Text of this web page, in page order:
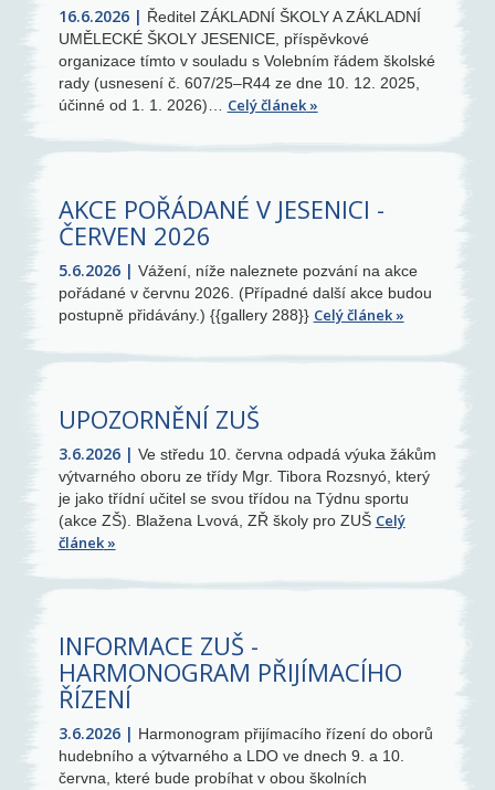
16.6.2026
Ředitel ZÁKLADNÍ ŠKOLY A ZÁKLADNÍ
UMĚLECKÉ ŠKOLY JESENICE, příspěvkové
organizace tímto v souladu s Volebním řádem školské
rady (usnesení č. 607/25–R44 ze dne 10. 12. 2025,
účinné od 1. 1. 2026)… Celý článek
AKCE POŘÁDANÉ V JESENICI -
ČERVEN 2026
5.6.2026
Vážení, níže naleznete pozvání na akce
pořádané v červnu 2026. (Případné další akce budou
postupně přidávány.) {{gallery 288}} Celý článek
UPOZORNĚNÍ ZUŠ
3.6.2026
Ve středu 10. června odpadá výuka žákům
výtvarného oboru ze třídy Mgr. Tibora Rozsnyó, který
je jako třídní učitel se svou třídou na Týdnu sportu
(akce ZŠ). Blažena Lvová, ZŘ školy pro ZUŠ Celý
článek
INFORMACE ZUŠ -
HARMONOGRAM PŘIJÍMACÍHO
ŘÍZENÍ
3.6.2026
Harmonogram přijímacího řízení do oborů
hudebního a výtvarného a LDO ve dnech 9. a 10.
června, které bude probíhat v obou školních